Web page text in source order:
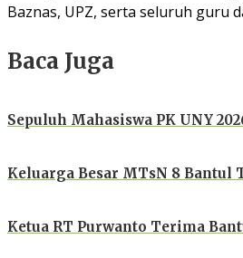
Baznas, UPZ, serta seluruh guru
Baca Juga
Sepuluh Mahasiswa PK UNY
Keluarga Besar MTsN 8
Ketua RT Purwanto Terima